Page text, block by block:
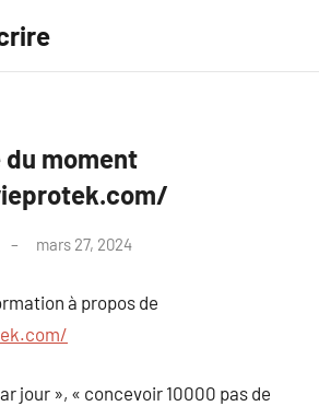
moment
mars 27, 2024
à propos de
jour », « concevoir 10000 pas de